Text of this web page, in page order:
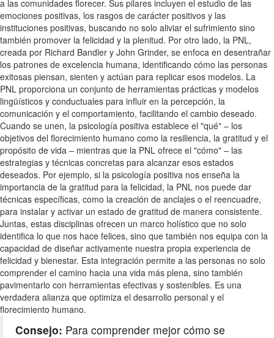
a las comunidades florecer. Sus pilares incluyen el estudio de las
emociones positivas, los rasgos de carácter positivos y las
instituciones positivas, buscando no solo aliviar el sufrimiento sino
también promover la felicidad y la plenitud. Por otro lado, la PNL,
creada por Richard Bandler y John Grinder, se enfoca en desentrañar
los patrones de excelencia humana, identificando cómo las personas
exitosas piensan, sienten y actúan para replicar esos modelos. La
PNL proporciona un conjunto de herramientas prácticas y modelos
lingüísticos y conductuales para influir en la percepción, la
comunicación y el comportamiento, facilitando el cambio deseado.
Cuando se unen, la psicología positiva establece el "qué" – los
objetivos del florecimiento humano como la resiliencia, la gratitud y el
propósito de vida – mientras que la PNL ofrece el "cómo" – las
estrategias y técnicas concretas para alcanzar esos estados
deseados. Por ejemplo, si la psicología positiva nos enseña la
importancia de la gratitud para la felicidad, la PNL nos puede dar
técnicas específicas, como la creación de anclajes o el reencuadre,
para instalar y activar un estado de gratitud de manera consistente.
Juntas, estas disciplinas ofrecen un marco holístico que no solo
identifica lo que nos hace felices, sino que también nos equipa con la
capacidad de diseñar activamente nuestra propia experiencia de
felicidad y bienestar. Esta integración permite a las personas no solo
comprender el camino hacia una vida más plena, sino también
pavimentarlo con herramientas efectivas y sostenibles. Es una
verdadera alianza que optimiza el desarrollo personal y el
florecimiento humano.
Consejo: Para comprender mejor cómo se